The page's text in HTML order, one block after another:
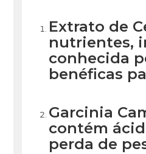
Extrato de
nutrientes,
conhecida
benéficas
Garcinia
contém
perda de